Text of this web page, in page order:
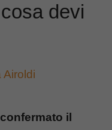
devi
Airoldi
il